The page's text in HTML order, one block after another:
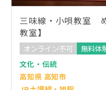
三味線・小唄教室
教室】
オンライン不可
無料体
文化・伝統
高知県 高知市